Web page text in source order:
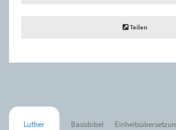
Teilen
Luther Basisbibel